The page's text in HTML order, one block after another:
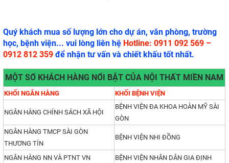
Quý khách mua số lượng lớn cho dự án, văn phòng, trường
học, bệnh viện... vui lòng liên hệ Hotline: 0911 092 569 –
0912 812 359 để nhận tư vấn và chiết khấu tốt nhất.
MỘT SỐ KHÁCH HÀNG NỔI BẬT CỦA NỘI THẤT MIỀN NAM
KHỐI NGÂN HÀNG KHỐI BỆNH VIỆN
NGÂN HÀNG CHÍNH SÁCH XÃ HỘI
BỆNH VIỆN ĐA KHOA HOÀN MỸ SÀI
GÒN
NGÂN HÀNG TMCP SÀI GÒN
THƯƠNG TÍN
BỆNH VIỆN NHI ĐỒNG
NGÂN HÀNG NN VÀ PTNT VN
BỆNH VIỆN NHÂN DÂN GIA ĐỊNH